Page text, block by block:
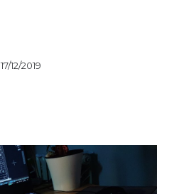
17/12/2019